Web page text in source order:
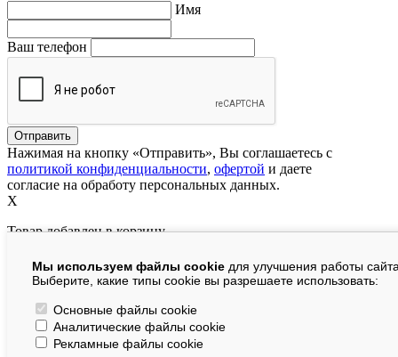
Мы используем файлы cookie для улучшения работы
Выберите, какие типы cookie вы разрешаете использовать:
Основные файлы cookie
Аналитические файлы cookie
Рекламные файлы cookie
Имя
Ваш телефон
Нажимая на кнопку «Отправить», Вы соглашаетесь с
политикой конфиденциальности, офертой и даете
согласие на обработу персональных данных.
X
Товар добавлен в корзину
В корзине:шт.
На сумму:руб.